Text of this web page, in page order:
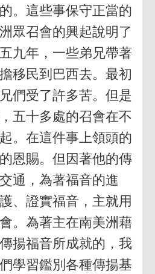
。這些事保守正當的
眾召會的興起說明了
九年，一些弟兄帶著
移民到巴西去。最初
們受了許多苦。但是
五十多處的召會在不
。在這件事上領頭的
恩賜。但因著他的傳
通，為著福音的進
、證實福音，主就用
。為著主在南美洲藉
揚福音所成就的，我
學習鑑別各種傳揚基